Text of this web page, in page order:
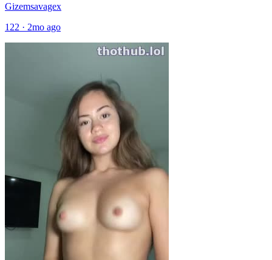
Gizemsavagex
122 · 2mo ago